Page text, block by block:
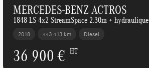
MERCEDES-BENZ ACTROS
1848 LS 4x2 StreamSpace 2.30m + hydraulique
2018 443 413 km Diesel
36 900 € HT